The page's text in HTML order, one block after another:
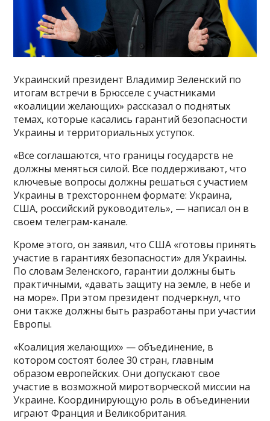
Украинский президент Владимир Зеленский по
итогам встречи в Брюсселе с участниками
«коалиции желающих» рассказал о поднятых
темах, которые касались гарантий безопасности
Украины и территориальных уступок.
«Все соглашаются, что границы государств не
должны меняться силой. Все поддерживают, что
ключевые вопросы должны решаться с участием
Украины в трехстороннем формате: Украина,
США, российский руководитель», — написал он в
своем телеграм-канале.
Кроме этого, он заявил, что США «готовы принять
участие в гарантиях безопасности» для Украины.
По словам Зеленского, гарантии должны быть
практичными, «давать защиту на земле, в небе и
на море». При этом президент подчеркнул, что
они также должны быть разработаны при участии
Европы.
«Коалиция желающих» — объединение, в
котором состоят более 30 стран, главным
образом европейских. Они допускают свое
участие в возможной миротворческой миссии на
Украине. Координирующую роль в объединении
играют Франция и Великобритания.